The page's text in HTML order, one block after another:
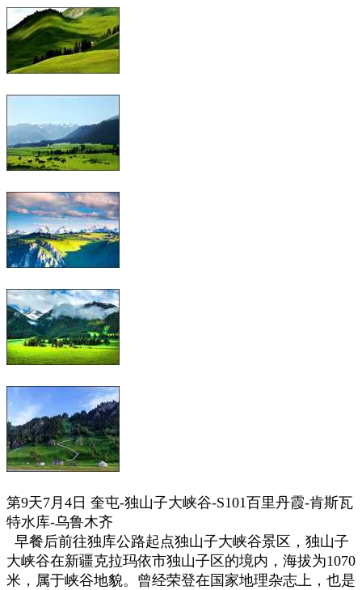
第9天7月4日 奎屯-独山子大峡谷-S101百里丹霞-肯斯瓦
特水库-乌鲁木齐
早餐后前往独库公路起点独山子大峡谷景区， 独山子
大峡谷在新疆克拉玛依市独山子区的境内，海拔为1070
米， 属于峡谷地貌。曾经荣登在国家地理杂志上，也是